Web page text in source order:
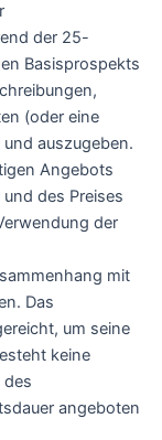
der 25-
Basisprospekts
(oder eine
auszugeben.
Angebots
des Preises
der
mit
Das
um seine
keine
des
angeboten